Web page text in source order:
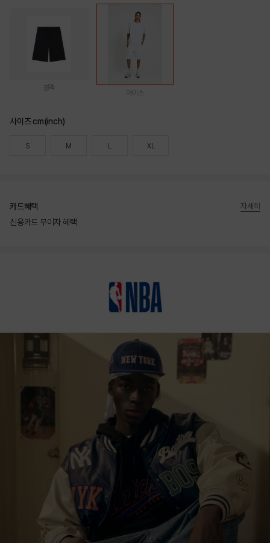
블랙
아이스
사이즈 cm(inch)
S M L XL
카드혜택
신용카드 무이자 혜택
자세히